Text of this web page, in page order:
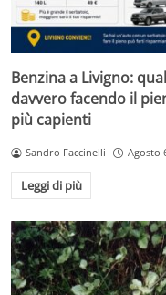
Benzina a Livigno:
davvero facendo il
più capienti
Sandro Faccinelli Agosto
Leggi di più